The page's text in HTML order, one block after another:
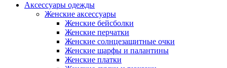
Аксессуары одежды
Женские аксессуары
Женские бейсболки
Женские перчатки
Женские солнцезащитные очки
Женские шарфы и палантины
Женские платки